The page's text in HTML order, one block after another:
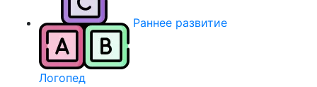
Раннее развитие
Логопед